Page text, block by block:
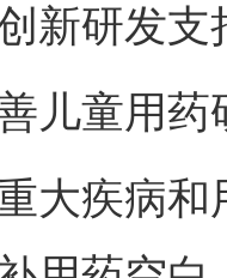
研发支
童用药
疾病和